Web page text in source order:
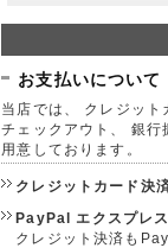
お支払いについて
当店では、 クレジッ
チェックアウト、 銀行
用意しております。
クレジットカード決
PayPal エクスプレ
クレジット決済も